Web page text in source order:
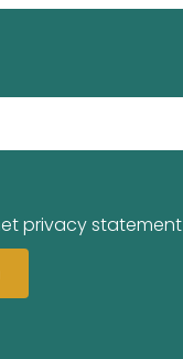
privacy statement